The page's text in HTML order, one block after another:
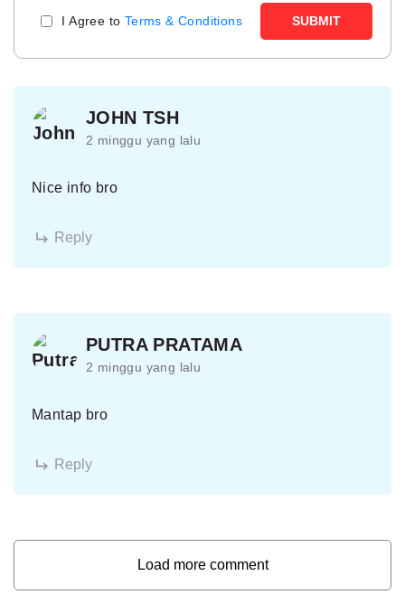
I Agree to Terms & Conditions SUBMIT
JOHN TSH
2 minggu yang lalu
Nice info bro
Reply
PUTRA PRATAMA
2 minggu yang lalu
Mantap bro
Reply
Load more comment